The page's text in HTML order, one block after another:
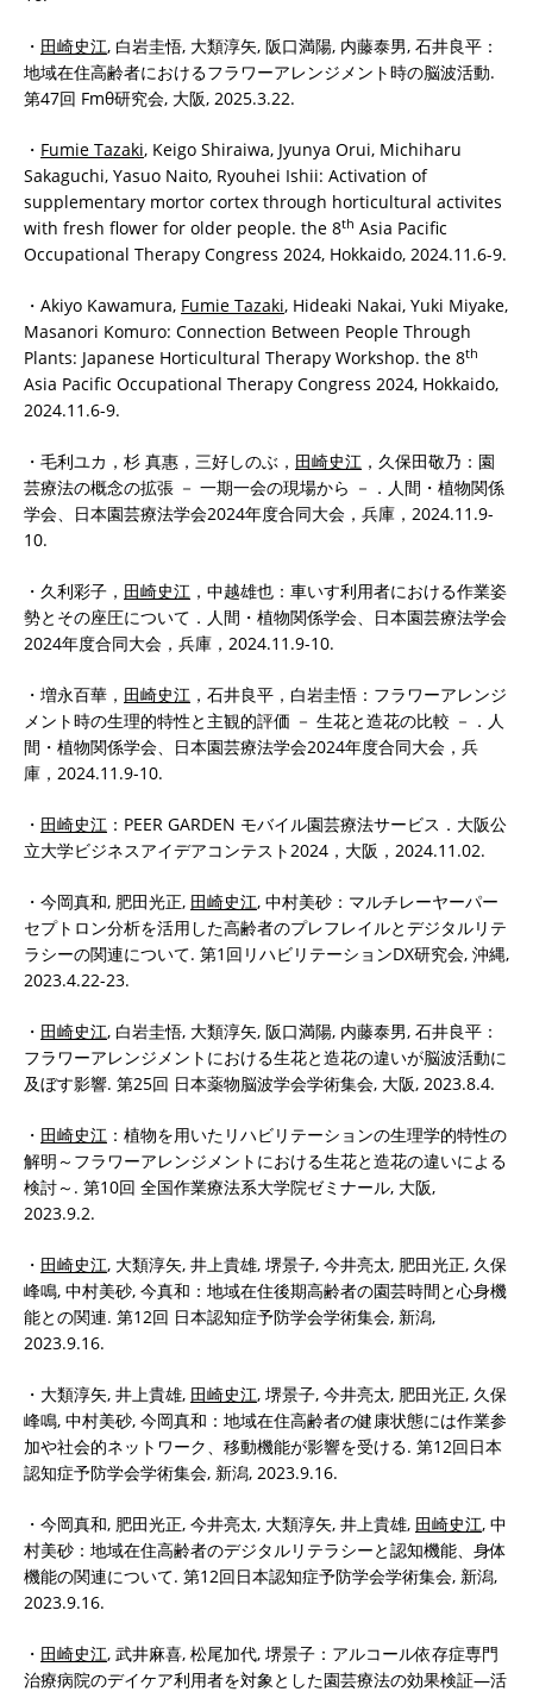
・ 田崎史江, 白岩圭悟, 大類淳矢, 阪口満陽, 内藤泰男, 石井良平：
地域在住高齢者におけるフラワーアレンジメント時の脳波活動.
第47回 Fmθ研究会, 大阪, 2025.3.22.
・ Fumie Tazaki, Keigo Shiraiwa, Jyunya Orui, Michiharu
Sakaguchi, Yasuo Naito, Ryouhei Ishii: Activation of
supplementary mortor cortex through horticultural activites
with fresh flower for older people. the 8th Asia Pacific
Occupational Therapy Congress 2024, Hokkaido, 2024.11.6-9.
・Akiyo Kawamura, Fumie Tazaki, Hideaki Nakai, Yuki Miyake,
Masanori Komuro: Connection Between People Through
Plants: Japanese Horticultural Therapy Workshop. the 8th
Asia Pacific Occupational Therapy Congress 2024, Hokkaido,
2024.11.6-9.
・毛利ユカ，杉 真惠，三好しのぶ， 田崎史江 ，久保田敬乃：園
芸療法の概念の拡張 － 一期一会の現場から －．人間・植物関係
学会、日本園芸療法学会2024年度合同大会，兵庫，2024.11.9-
10.
・久利彩子， 田崎史江 ，中越雄也：車いす利用者における作業姿
勢とその座圧について．人間・植物関係学会、日本園芸療法学会
2024年度合同大会，兵庫，2024.11.9-10.
・増永百華， 田崎史江 ，石井良平，白岩圭悟：フラワーアレンジ
メント時の生理的特性と主観的評価 － 生花と造花の比較 －．人
間・植物関係学会、日本園芸療法学会2024年度合同大会，兵
庫，2024.11.9-10.
・ 田崎史江 ：PEER GARDEN モバイル園芸療法サービス．大阪公
立大学ビジネスアイデアコンテスト2024，大阪，2024.11.02.
・今岡真和, 肥田光正, 田崎史江, 中村美砂：マルチレーヤーパー
セプトロン分析を活用した高齢者のプレフレイルとデジタルリテ
ラシーの関連について. 第1回リハビリテーションDX研究会, 沖縄,
2023.4.22-23.
・ 田崎史江, 白岩圭悟, 大類淳矢, 阪口満陽, 内藤泰男, 石井良平：
フラワーアレンジメントにおける生花と造花の違いが脳波活動に
及ぼす影響. 第25回 日本薬物脳波学会学術集会, 大阪, 2023.8.4.
・ 田崎史江 ：植物を用いたリハビリテーションの生理学的特性の
解明～フラワーアレンジメントにおける生花と造花の違いによる
検討～. 第10回 全国作業療法系大学院ゼミナール, 大阪,
2023.9.2.
・ 田崎史江, 大類淳矢, 井上貴雄, 堺景子, 今井亮太, 肥田光正, 久保
峰鳴, 中村美砂, 今真和：地域在住後期高齢者の園芸時間と心身機
能との関連. 第12回 日本認知症予防学会学術集会, 新潟,
2023.9.16.
・大類淳矢, 井上貴雄, 田崎史江, 堺景子, 今井亮太, 肥田光正, 久保
峰鳴, 中村美砂, 今岡真和：地域在住高齢者の健康状態には作業参
加や社会的ネットワーク、移動機能が影響を受ける. 第12回日本
認知症予防学会学術集会, 新潟, 2023.9.16.
・今岡真和, 肥田光正, 今井亮太, 大類淳矢, 井上貴雄, 田崎史江, 中
村美砂：地域在住高齢者のデジタルリテラシーと認知機能、身体
機能の関連について. 第12回日本認知症予防学会学術集会, 新潟,
2023.9.16.
・ 田崎史江, 武井麻喜, 松尾加代, 堺景子：アルコール依存症専門
治療病院のデイケア利用者を対象とした園芸療法の効果検証―活